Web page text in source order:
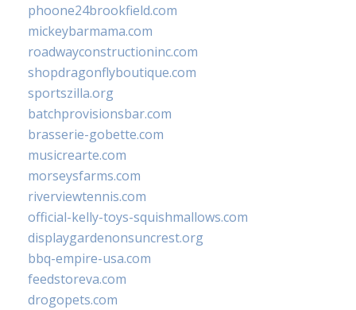
phoone24brookfield.com
mickeybarmama.com
roadwayconstructioninc.com
shopdragonflyboutique.com
sportszilla.org
batchprovisionsbar.com
brasserie-gobette.com
musicrearte.com
morseysfarms.com
riverviewtennis.com
official-kelly-toys-squishmallows.com
displaygardenonsuncrest.org
bbq-empire-usa.com
feedstoreva.com
drogopets.com